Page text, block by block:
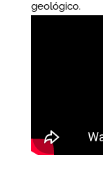
geológico.